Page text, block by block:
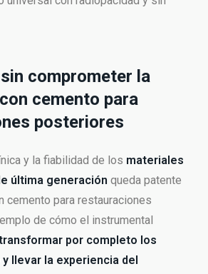
comprometer la
cemento para
posteriores
y la fiabilidad de los materiales
última generación queda patente
cemento para restauraciones
de cómo el instrumental
por completo los
llevar la experiencia del